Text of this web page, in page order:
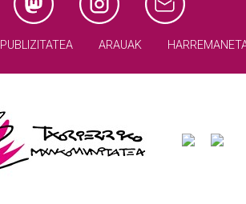
PUBLIZITATEA ARAUAK